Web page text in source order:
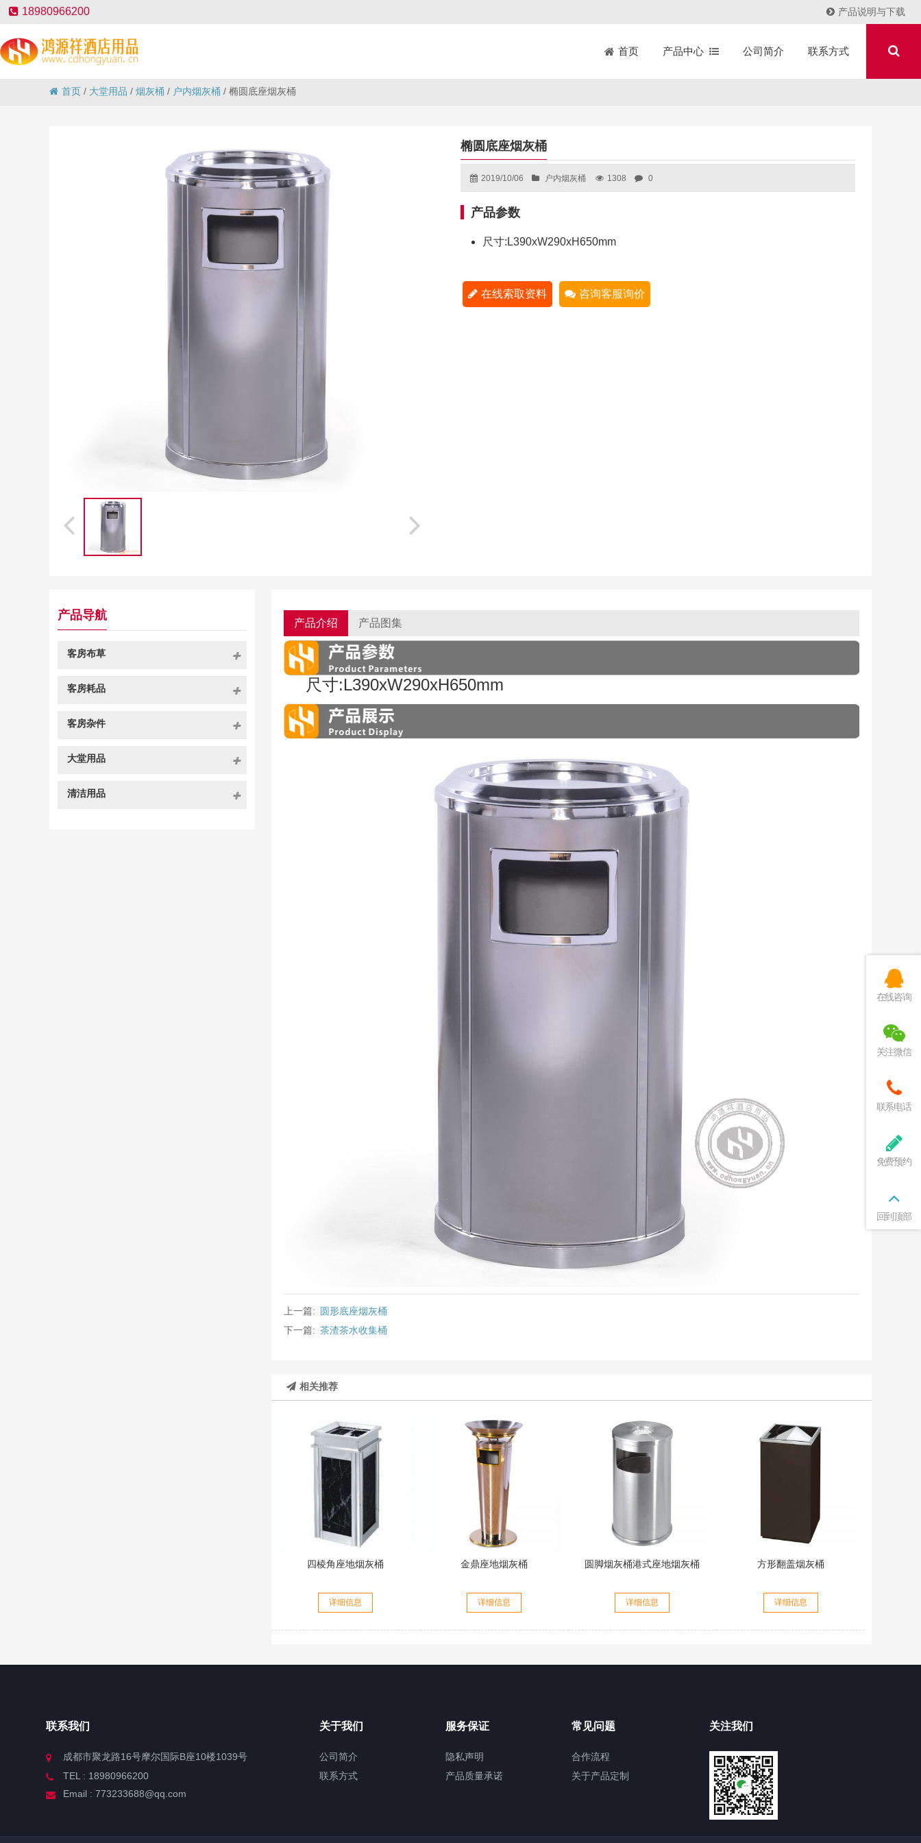
18980966200 产品说明与下载
首页 产品中心 公司简介 联系方式
首页 / 大堂用品 / 烟灰桶 / 户内烟灰桶 / 椭圆底座烟灰桶
椭圆底座烟灰桶
2019/10/06 户内烟灰桶 1308 0
产品参数
尺寸:L390xW290xH650mm
在线索取资料 咨询客服询价
产品介绍 产品图集
尺寸:L390xW290xH650mm
上一篇: 圆形底座烟灰桶
下一篇: 茶渣茶水收集桶
相关推荐
四棱角座地烟灰桶
详细信息
金鼎座地烟灰桶
详细信息
圆脚烟灰桶港式座地烟灰桶
详细信息
方形翻盖烟灰桶
详细信息
产品导航
客房布草
客房耗品
客房杂件
大堂用品
清洁用品
联系我们
成都市聚龙路16号摩尔国际B座10楼1039号
TEL : 18980966200
Email : 773233688@qq.com
关于我们
公司简介
联系方式
服务保证
隐私声明
产品质量承诺
常见问题
合作流程
关于产品定制
关注我们
在线咨询
关注微信
联系电话
免费预约
回到顶部